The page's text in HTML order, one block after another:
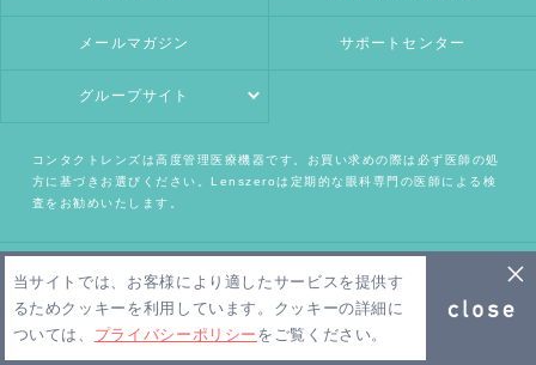
メールマガジン サポートセンター
グループサイト
コンタクトレンズは高度管理医療機器です。お買い求めの際は必ず医師の処
方に基づきお選びください。Lenszeroは定期的な眼科専門の医師による検
査をお勧めいたします。
Copyright 2026 Lenszero PTE,LTD. All Rights Reserved.
当サイトでは、お客様により適したサービスを提供す
るためクッキーを利用しています。クッキーの詳細に
ついては、 プライバシーポリシー をご覧ください。